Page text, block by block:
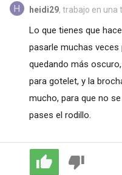
heidi29, trabajo en una
Lo que tienes que
pasarle muchas
quedando más
para gotelet, y la
mucho, para que no
pases el rodillo.